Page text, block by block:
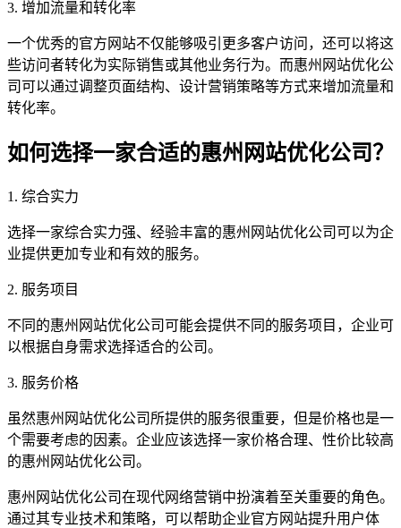
3. 增加流量和转化率
一个优秀的官方网站不仅能够吸引更多客户访问，还可以将这
些访问者转化为实际销售或其他业务行为。而惠州网站优化公
司可以通过调整页面结构、设计营销策略等方式来增加流量和
转化率。
如何选择一家合适的惠州网站优化公司？
1. 综合实力
选择一家综合实力强、经验丰富的惠州网站优化公司可以为企
业提供更加专业和有效的服务。
2. 服务项目
不同的惠州网站优化公司可能会提供不同的服务项目，企业可
以根据自身需求选择适合的公司。
3. 服务价格
虽然惠州网站优化公司所提供的服务很重要，但是价格也是一
个需要考虑的因素。企业应该选择一家价格合理、性价比较高
的惠州网站优化公司。
惠州网站优化公司在现代网络营销中扮演着至关重要的角色。
通过其专业技术和策略，可以帮助企业官方网站提升用户体